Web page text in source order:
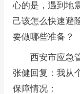
心的是，遇到地
己该怎么快速避
要做哪些准备？
西安市应急
张健回复：我从
保障情况：